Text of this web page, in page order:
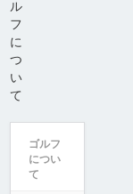
ル
フ
に
つ
い
て
ゴルフ
につい
て